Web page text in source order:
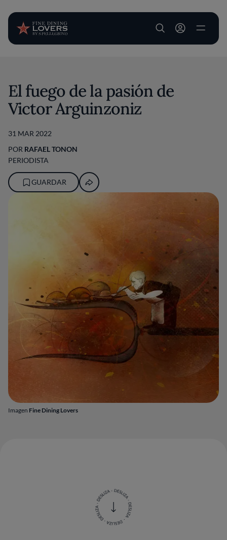
User account
Imagen Fine Dining Lovers
El fuego de la pasión de
Victor Arguinzoniz
31 MAR 2022
POR RAFAEL TONON
PERIODISTA
GUARDAR